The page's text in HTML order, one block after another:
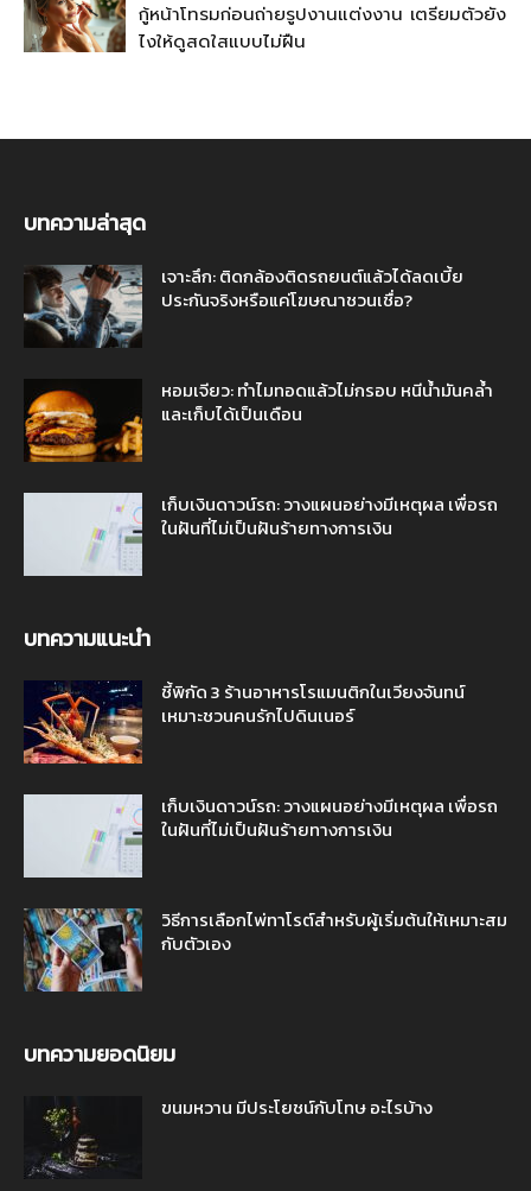
กู้หน้าโทรมก่อนถ่ายรูปงานแต่งงาน เตรียมตัวยัง
ไงให้ดูสดใสแบบไม่ฝืน
บทความล่าสุด
เจาะลึก: ติดกล้องติดรถยนต์แล้วได้ลดเบี้ย
ประกันจริงหรือแค่โฆษณาชวนเชื่อ?
หอมเจียว: ทำไมทอดแล้วไม่กรอบ หนีน้ำมันคล้ำ
และเก็บได้เป็นเดือน
เก็บเงินดาวน์รถ: วางแผนอย่างมีเหตุผล เพื่อรถ
ในฝันที่ไม่เป็นฝันร้ายทางการเงิน
บทความแนะนำ
ชี้พิกัด 3 ร้านอาหารโรแมนติกในเวียงจันทน์
เหมาะชวนคนรักไปดินเนอร์
เก็บเงินดาวน์รถ: วางแผนอย่างมีเหตุผล เพื่อรถ
ในฝันที่ไม่เป็นฝันร้ายทางการเงิน
วิธีการเลือกไพ่ทาโรต์สำหรับผู้เริ่มต้นให้เหมาะสม
กับตัวเอง
บทความยอดนิยม
ขนมหวาน มีประโยชน์กับโทษ อะไรบ้าง